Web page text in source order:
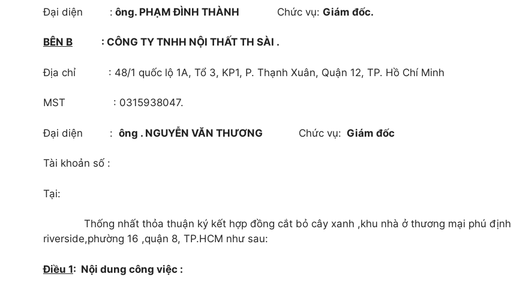
Đại diện : ông. PHẠM ĐÌNH THÀNH Chức vụ: Giám đốc.
BÊN B : CÔNG TY TNHH NỘI THẤT TH SÀI .
Địa chỉ : 48/1 quốc lộ 1A, Tổ 3, KP1, P. Thạnh Xuân, Quận 12, TP. Hồ Chí Minh
MST : 0315938047.
Đại diện : ông . NGUYỄN VĂN THƯƠNG Chức vụ: Giám đốc
Tài khoản số :
Tại:
Thống nhất thỏa thuận ký kết hợp đồng cắt bỏ cây xanh ,khu nhà ở thương mại phú định
riverside,phường 16 ,quận 8, TP.HCM như sau:
Điều 1: Nội dung công việc :